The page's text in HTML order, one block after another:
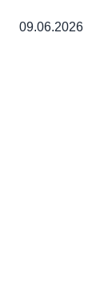
09.06.2026